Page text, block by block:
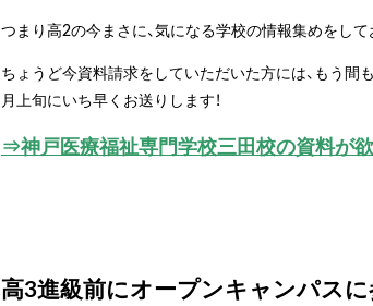
つまり高2の今まさに、気になる学校の情報集めをして
ちょうど今資料請求をしていただいた方には、もう
月上旬にいち早くお送りします！
⇒神戸医療福祉専門学校三田校の資料が
高3進級前にオープンキャンパス